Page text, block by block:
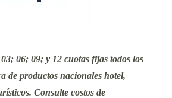
06; 09; y 12 cuotas fijas todos los
de productos nacionales hotel,
Consulte costos de